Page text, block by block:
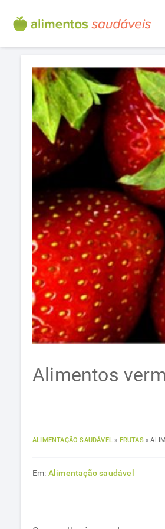
Alimentos
ALIMENTAÇÃO SAUDÁVEL » FRUTAS»
Em: Alimentação saudável